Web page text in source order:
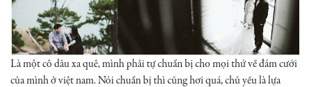
Là một cô dâu xa quê, mình phải tự chuẩn bị cho mọi thứ về đám cưới
của mình ở việt nam. Nói chuẩn bị thì cũng hơi quá, chủ yếu là lựa